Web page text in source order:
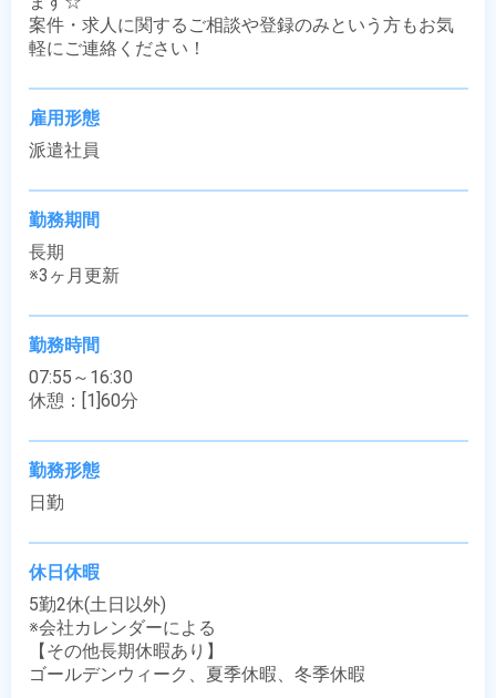
案件・求人に関するご相談や登録のみという方もお気
軽にご連絡ください！
雇用形態
派遣社員
勤務期間
長期
※3ヶ月更新
勤務時間
07:55～16:30
休憩：[1]60分
勤務形態
日勤
休日休暇
5勤2休(土日以外)
※会社カレンダーによる
【その他長期休暇あり】
ゴールデンウィーク、夏季休暇、冬季休暇